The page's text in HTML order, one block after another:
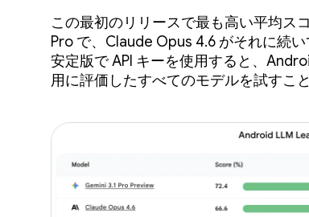
この最初のリリースで最も高い平均ス
Pro で、Claude Opus 4.6 がそれに続い
安定版で API キーを使用すると、
用に評価したすべてのモデルを試すこ